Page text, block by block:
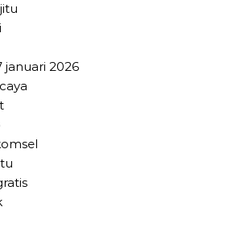
januari 2026